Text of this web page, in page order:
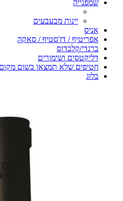
שמפנייה
יינות מבעבעים
אניס
אפריטיף / דז'סטיף / סאקה
ברנדי/קלבדוס
דליקטסים ושימורים
חטיפים שלא תמצאו בשום
בלוג